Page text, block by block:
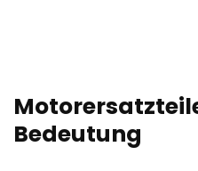
Bedeutung